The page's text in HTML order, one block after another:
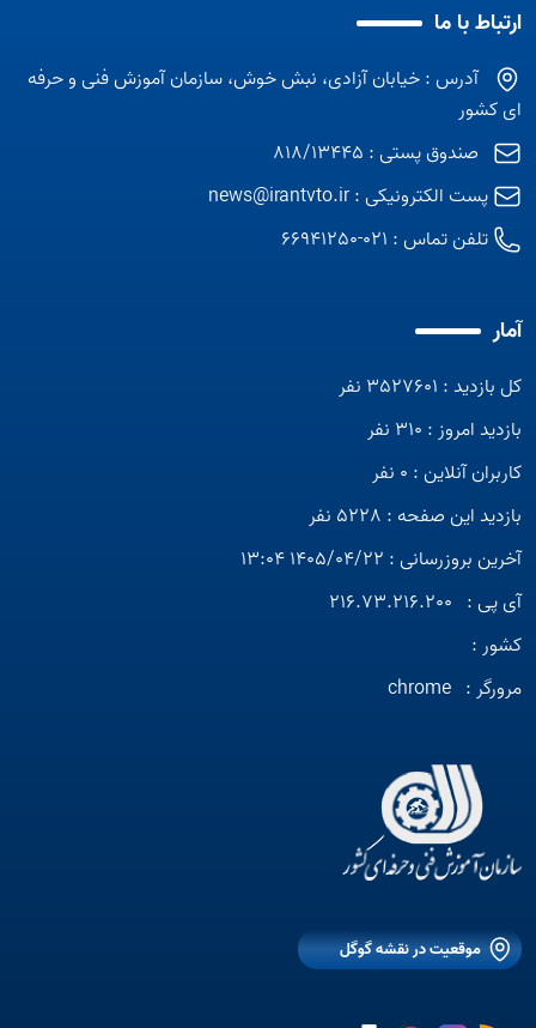
ارتباط با ما
آدرس : خیابان آزادی، نبش خوش، سازمان آموزش فنی و حرفه
ای کشور
صندوق پستی : 818/13445
پست الکترونیکی :news@irantvto.ir
تلفن تماس : 021-66941250
آمار
کل بازدید : 3527601 نفر
بازدید امروز : 310 نفر
کاربران آنلاین : 0 نفر
بازدید این صفحه : 5228 نفر
آخرین بروزرسانی : 1405/04/22 13:04
آی پی : 216.73.216.200
کشور :
مرورگر : chrome
موقعیت در نقشه گوگل